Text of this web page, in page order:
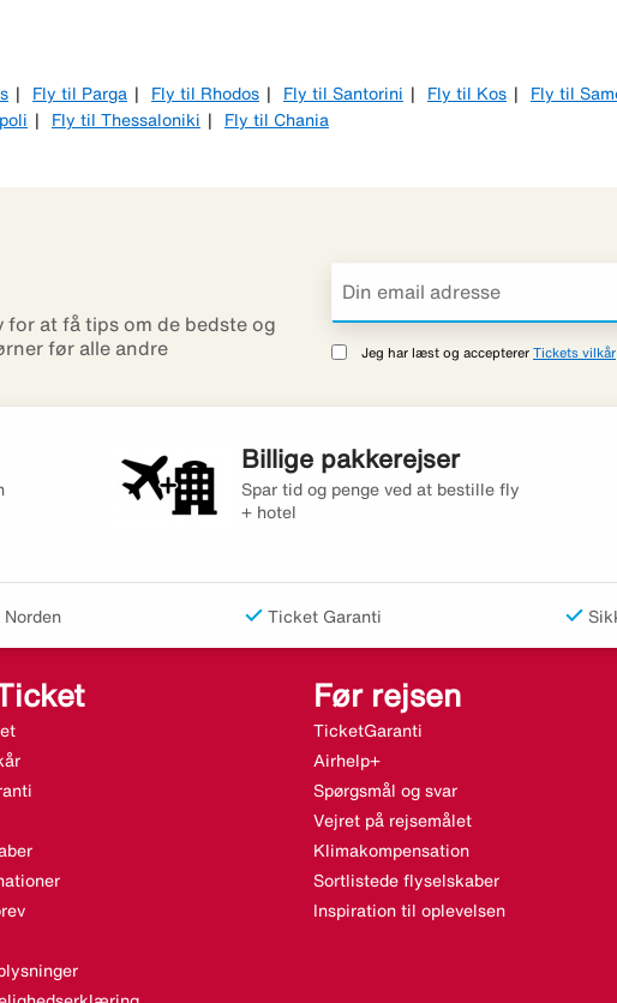
Fly til Parga Fly til Rhodos Fly til Santorini Fly til Kos Fly til
Fly til Thessaloniki Fly til Chania
for at få tips om de bedste og
før alle andre
Jeg har læst og accepterer Tickets vilkår
Billige pakkerejser
Spar tid og penge ved at bestille fly
+ hotel
Ticket Garanti
Før rejsen
TicketGaranti
Airhelp+
Spørgsmål og svar
Vejret på rejsemålet
Klimakompensation
Sortlistede flyselskaber
Inspiration til oplevelsen